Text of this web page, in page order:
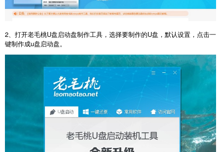
2、打开老毛桃U盘启动盘制作工具，选择要制作的U盘，默认设置，点击一
键制作成u盘启动盘。